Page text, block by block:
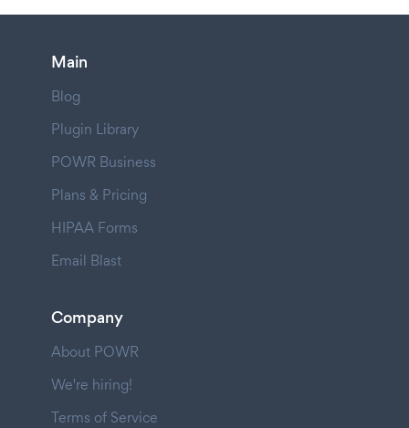
Main
Blog
Plugin Library
POWR Business
Plans & Pricing
HIPAA Forms
Email Blast
Company
About POWR
We're hiring!
Terms of Service